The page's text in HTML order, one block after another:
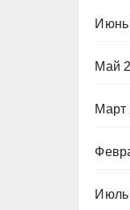
Июнь
Май
Март
Июль